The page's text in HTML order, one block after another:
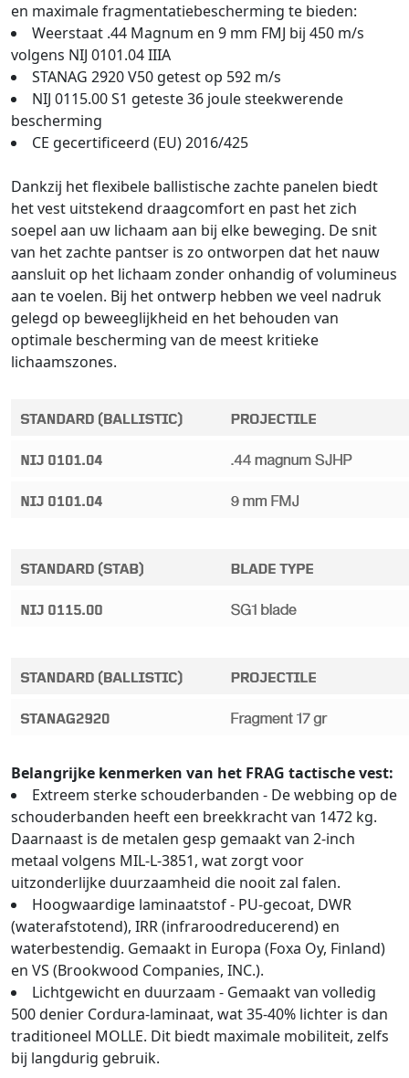
en maximale fragmentatiebescherming te bieden:
Weerstaat .44 Magnum en 9 mm FMJ bij 450 m/s
volgens NIJ 0101.04 IIIA
STANAG 2920 V50 getest op 592 m/s
NIJ 0115.00 S1 geteste 36 joule steekwerende
bescherming
CE gecertificeerd (EU) 2016/425
Dankzij het flexibele ballistische zachte panelen biedt
het vest uitstekend draagcomfort en past het zich
soepel aan uw lichaam aan bij elke beweging. De snit
van het zachte pantser is zo ontworpen dat het nauw
aansluit op het lichaam zonder onhandig of volumineus
aan te voelen. Bij het ontwerp hebben we veel nadruk
gelegd op beweeglijkheid en het behouden van
optimale bescherming van de meest kritieke
lichaamszones.
Belangrijke kenmerken van het FRAG tactische vest:
Extreem sterke schouderbanden - De webbing op de
schouderbanden heeft een breekkracht van 1472 kg.
Daarnaast is de metalen gesp gemaakt van 2-inch
metaal volgens MIL-L-3851, wat zorgt voor
uitzonderlijke duurzaamheid die nooit zal falen.
Hoogwaardige laminaatstof - PU-gecoat, DWR
(waterafstotend), IRR (infraroodreducerend) en
waterbestendig. Gemaakt in Europa (Foxa Oy, Finland)
en VS (Brookwood Companies, INC.).
Lichtgewicht en duurzaam - Gemaakt van volledig
500 denier Cordura-laminaat, wat 35-40% lichter is dan
traditioneel MOLLE. Dit biedt maximale mobiliteit, zelfs
bij langdurig gebruik.